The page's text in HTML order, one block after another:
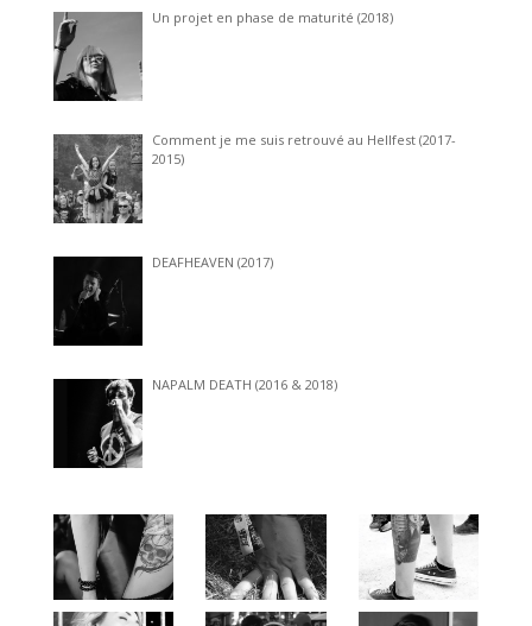
Un projet en phase de maturité (2018)
Comment je me suis retrouvé au Hellfest (2017-
2015)
DEAFHEAVEN (2017)
NAPALM DEATH (2016 & 2018)